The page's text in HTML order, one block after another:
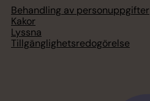
Behandling av personuppgifter
Kakor
Lyssna
Tillgänglighetsredogörelse